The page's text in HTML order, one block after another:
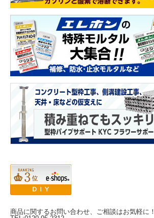
商品に関するお問い合わせ、ご相談はお気軽に！